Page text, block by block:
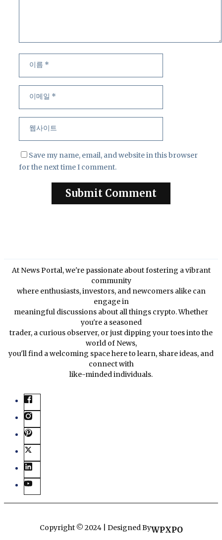
Save my name, email, and website in this browser
for the next time I comment.
At News Portal, we're passionate about fostering a vibrant
community
where enthusiasts, investors, and newcomers alike can
engage in
meaningful discussions about all things crypto. Whether
you're a seasoned
trader, a curious observer, or just dipping your toes into the
world of News,
you'll find a welcoming space here to learn, share ideas, and
connect with
like-minded individuals.
Copyright © 2024 | Designed ByWPXPO